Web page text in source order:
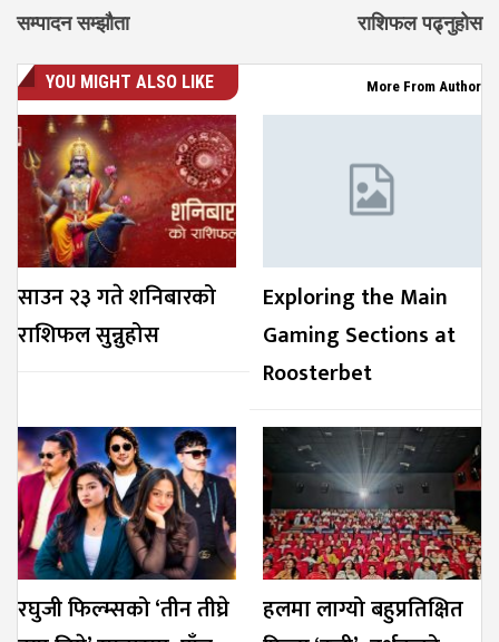
सम्पादन सम्झौता
राशिफल पढ्नुहोस
YOU MIGHT ALSO LIKE More From Author
साउन २३ गते शनिबारको
राशिफल सुन्नुहोस
Exploring the Main
Gaming Sections at
Roosterbet
रघुजी फिल्म्सको ‘तीन तीघ्रे
हलमा लाग्यो बहुप्रतिक्षित